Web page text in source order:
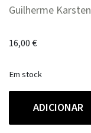
Guilherme Karsten
16,00€
Em stock
Mas
ADICIONAR